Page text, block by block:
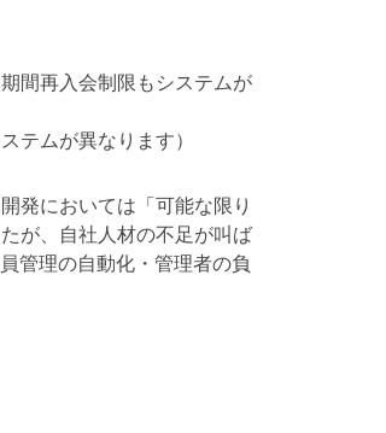
間再入会制限もシステムが
テムが異なります）
発においては「可能な限り
が、自社人材の不足が叫ば
管理の自動化・管理者の負